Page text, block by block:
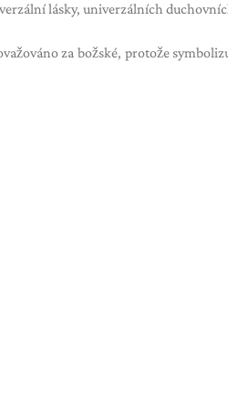
lásky, univerzálních
za božské, protože